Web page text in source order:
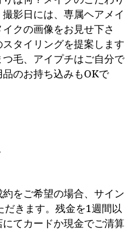
影日には、専属ヘアメイ
クの画像をお見せ下さ
タイリングを提案します
毛、アイプチはご自分で
のお持ち込みもOKで
をご希望の場合、サイン
きます。残金を1週間以
てカードか現金でご清算